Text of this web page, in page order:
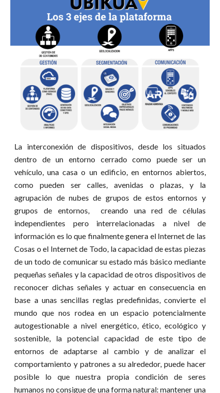
La interconexión de dispositivos, desde los situados
dentro de un entorno cerrado como puede ser un
vehículo, una casa o un edificio, en entornos abiertos,
como pueden ser calles, avenidas o plazas, y la
agrupación de nubes de grupos de estos entornos y
grupos de entornos, creando una red de células
independientes pero interrelacionadas a nivel de
información es lo que finalmente genera el Internet de las
Cosas o el Internet de Todo, la capacidad de estas piezas
de un todo de comunicar su estado más básico mediante
pequeñas señales y la capacidad de otros dispositivos de
reconocer dichas señales y actuar en consecuencia en
base a unas sencillas reglas predefinidas, convierte el
mundo que nos rodea en un espacio potencialmente
autogestionable a nivel energético, ético, ecológico y
sostenible, la potencial capacidad de este tipo de
entornos de adaptarse al cambio y de analizar el
comportamiento y patrones a su alrededor, puede hacer
posible lo que nuestra propia condición de seres
humanos no consigue de una forma natural: mantener una